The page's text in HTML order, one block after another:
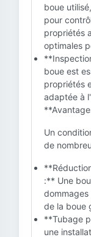
boue
pour
propriétés
optimales
boue est
propriétés
adaptée à
Un
de
:** Une
de la boue
**Tubage
une